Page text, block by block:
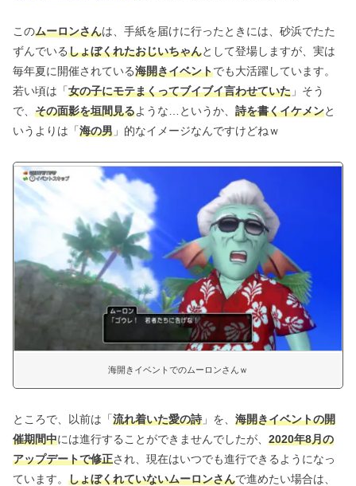
このムーロンさんは、手紙を届けに行ったときには、砂浜でたた
ずんでいるしょぼくれたおじいちゃんとして登場しますが、実は
毎年夏に開催されている海開きイベントでも大活躍しています。
若い頃は「女の子にモテまくってブイブイ言わせていた 」そう
で、 その面影を垣間見るような…というか、 詩を書くイケメンと
いうよりは「海の男 」的なイメージなんですけどねｗ
海開きイベントでのムーロンさんｗ
ところで、以前は「流れ着いた愛の詩 」を、 海開きイベントの開
催期間中には進行することができませんでしたが、 2020年8月の
アップデートで修正され、現在はいつでも進行できるようになっ
ています。 しょぼくれていないムーロンさんで進めたい場合は、